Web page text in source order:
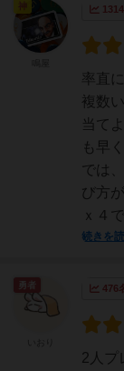
率直
複数
当て
も早
では
び方
ｘ４
続きを
476
2人プ
勇者